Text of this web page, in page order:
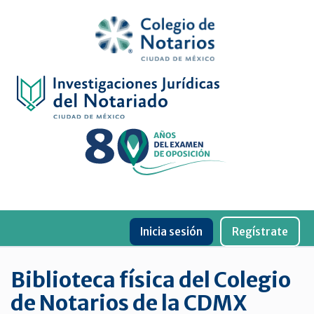
Física
Jurídica
virtual
de
Inicia sesión Regístrate
Biblioteca física del Colegio
de Notarios de la CDMX